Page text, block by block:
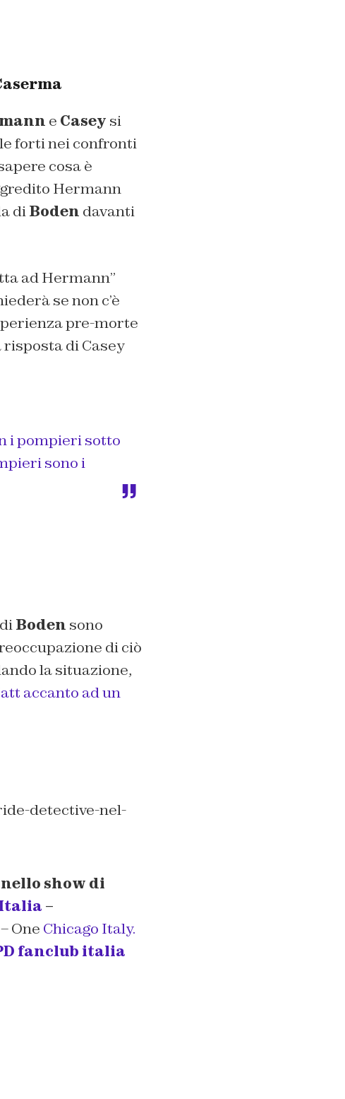
e Casey si
forti nei confronti
cosa è
Hermann
diBoden davanti
ad Hermann”
se non c’è
pre-morte
risposta di Casey
i pompieri sotto
sono i
Boden sono
di ciò
la situazione,
accanto ad un
detective-nel-
show di
–
– One Chicago Italy.
fanclub italia